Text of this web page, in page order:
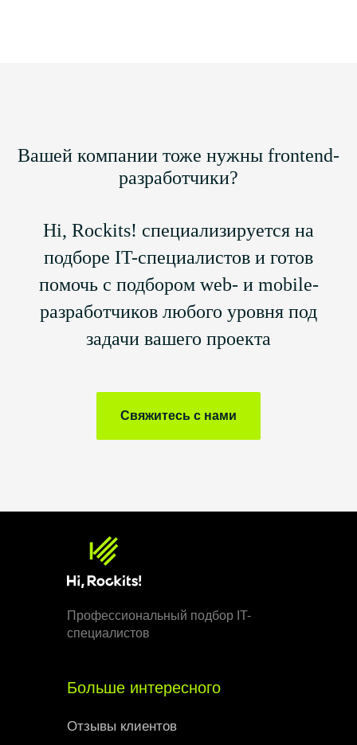
Вашей компании тоже нужны frontend-
разработчики?
Hi, Rockits! специализируется на
подборе IT-специалистов и готов
помочь с подбором web- и mobile-
разработчиков любого уровня под
задачи вашего проекта
Свяжитесь с нами
Профессиональный подбор IT-
специалистов
Больше интересного
Отзывы клиентов